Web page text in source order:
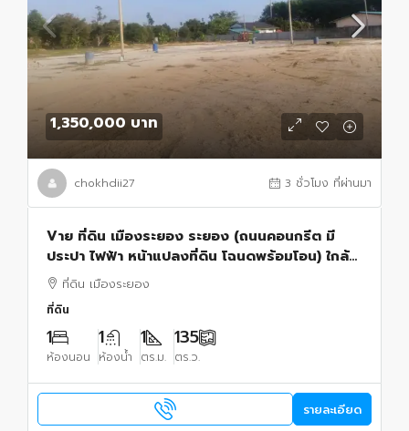
1,350,000 บาท
chokhdii27 3 ชั่วโมง ที่ผ่านมา
Vาย ที่ดิน เมืองระยอง ระยอง (ถนนคอนกรีต มี
ประปา ไฟฟ้า หน้าแปลงที่ดิน โฉนดพร้อมโอน) ใกล้
ตลาดกลางผลไม้ตะพง
ที่ดิน เมืองระยอง
ที่ดิน
1
ห้องนอน
1
ห้องน้ำ
1
ตร.ม.
135
ตร.ว.
รายละเอียด